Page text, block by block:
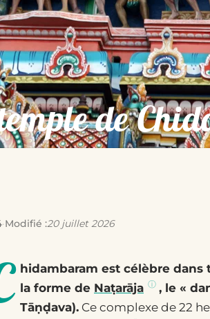
de
·Modifié :20 juillet 2026
hidambaram est célèbre
la forme de Naṭarāja
, le «
Tāṇḍava). Ce complexe de 22